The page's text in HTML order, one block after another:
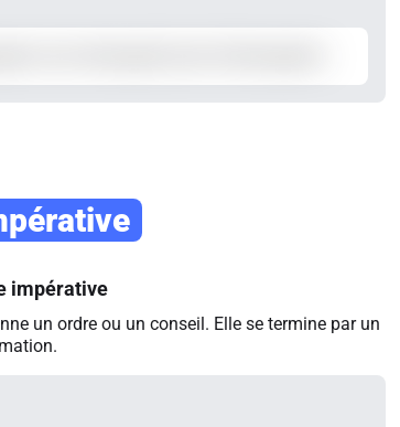
impérative
un ordre ou un conseil. Elle se termine par un